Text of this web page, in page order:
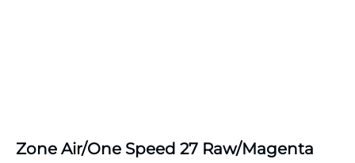
Zone Air/One Speed 27 Raw/Magenta